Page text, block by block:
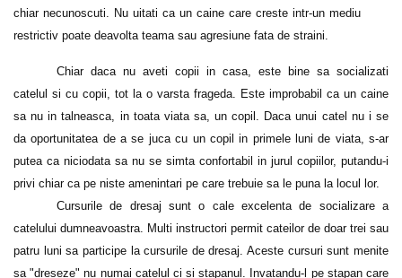
chiar necunoscuti. Nu uitati ca un caine care creste intr-un mediu
restrictiv poate deavolta teama sau agresiune fata de straini.
Chiar daca nu aveti copii in casa, este bine sa socializati
catelul si cu copii, tot la o varsta frageda. Este improbabil ca un caine
sa nu in talneasca, in toata viata sa, un copil. Daca unui catel nu i se
da oportunitatea de a se juca cu un copil in primele luni de viata, s-ar
putea ca niciodata sa nu se simta confortabil in jurul copiilor, putandu-i
privi chiar ca pe niste amenintari pe care trebuie sa le puna la locul lor.
Cursurile de dresaj sunt o cale excelenta de socializare a
catelului dumneavoastra. Multi instructori permit cateilor de doar trei sau
patru luni sa participe la cursurile de dresaj. Aceste cursuri sunt menite
sa "dreseze" nu numai catelul ci si stapanul. Invatandu-l pe stapan care